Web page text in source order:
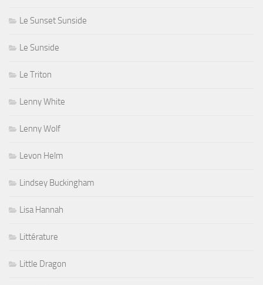
Le Sunset Sunside
Le Sunside
Le Triton
Lenny White
Lenny Wolf
Levon Helm
Lindsey Buckingham
Lisa Hannah
Littérature
Little Dragon